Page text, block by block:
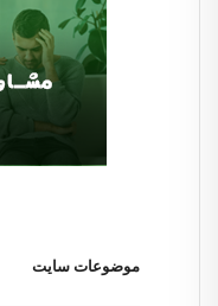
موضوعات سایت